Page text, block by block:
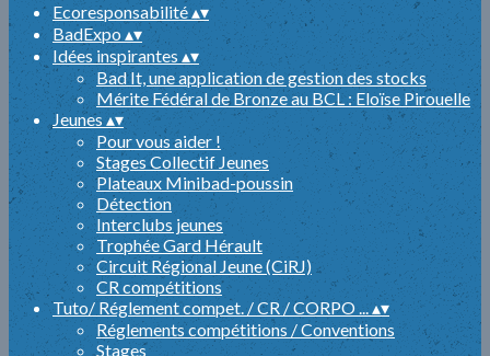
Ecoresponsabilité▴▾
BadExpo▴▾
Idées inspirantes ▴▾
Bad It, une application de gestion des stocks
Mérite Fédéral de Bronze au BCL : Eloïse Pirouelle
Jeunes▴▾
Pour vous aider !
Stages Collectif Jeunes
Plateaux Minibad-poussin
Détection
Interclubs jeunes
Trophée Gard Hérault
Circuit Régional Jeune (CiRJ)
CR compétitions
Tuto/ Réglement compet. / CR / CORPO ...▴▾
Réglements compétitions / Conventions
Stages